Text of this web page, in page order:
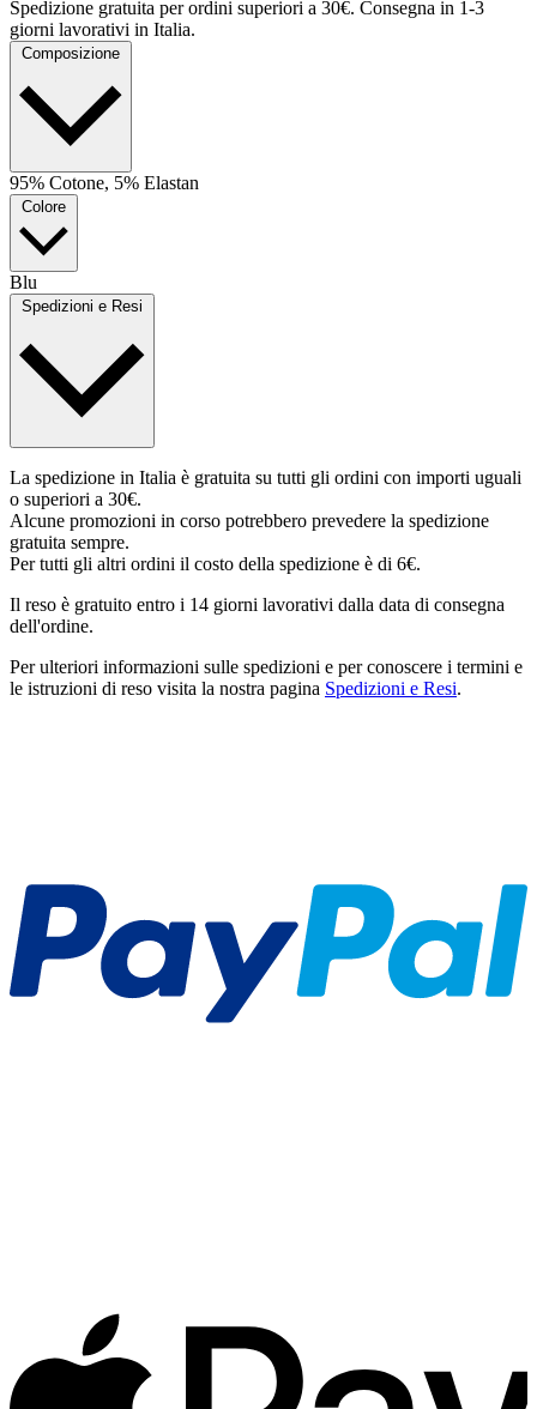
Spedizione gratuita per ordini superiori a 30€. Consegna in 1-3
giorni lavorativi in Italia.
Composizione
95% Cotone, 5% Elastan
Colore
Blu
Spedizioni e Resi
La spedizione in Italia è gratuita su tutti gli ordini con importi uguali
o superiori a 30€.
Alcune promozioni in corso potrebbero prevedere la spedizione
gratuita sempre.
Per tutti gli altri ordini il costo della spedizione è di 6€.
Il reso è gratuito entro i 14 giorni lavorativi dalla data di consegna
dell'ordine.
Per ulteriori informazioni sulle spedizioni e per conoscere i termini e
le istruzioni di reso visita la nostra pagina Spedizioni e Resi.